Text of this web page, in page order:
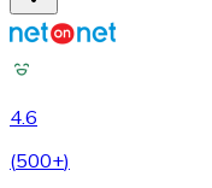
4.6
(500+)